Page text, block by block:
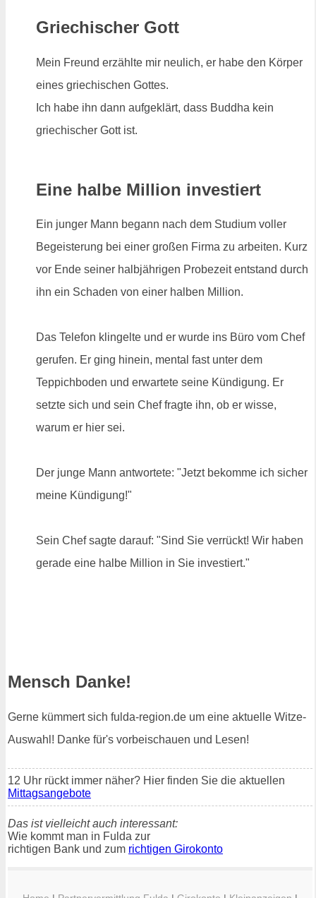
Griechischer Gott
Mein Freund erzählte mir neulich, er habe den Körper
eines griechischen Gottes.
Ich habe ihn dann aufgeklärt, dass Buddha kein
griechischer Gott ist.
Eine halbe Million investiert
Ein junger Mann begann nach dem Studium voller
Begeisterung bei einer großen Firma zu arbeiten. Kurz
vor Ende seiner halbjährigen Probezeit entstand durch
ihn ein Schaden von einer halben Million.
Das Telefon klingelte und er wurde ins Büro vom Chef
gerufen. Er ging hinein, mental fast unter dem
Teppichboden und erwartete seine Kündigung. Er
setzte sich und sein Chef fragte ihn, ob er wisse,
warum er hier sei.
Der junge Mann antwortete: "Jetzt bekomme ich sicher
meine Kündigung!"
Sein Chef sagte darauf: "Sind Sie verrückt! Wir haben
gerade eine halbe Million in Sie investiert."
Mensch Danke!
Gerne kümmert sich fulda-region.de um eine aktuelle Witze-
Auswahl! Danke für's vorbeischauen und Lesen!
12 Uhr rückt immer näher? Hier finden Sie die aktuellen
Mittagsangebote
Das ist vielleicht auch interessant:
Wie kommt man in Fulda zur
richtigen Bank und zum richtigen Girokonto